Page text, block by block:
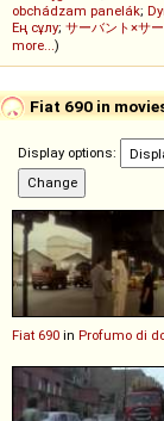
obchádzam panelák;
Ең сұлу; サーバント×サ
more...)
Fiat 690 in
Display options:
Fiat 690 in Profumo di